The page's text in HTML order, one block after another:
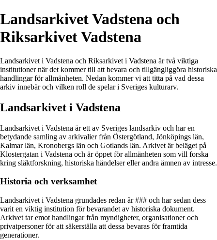
Landsarkivet Vadstena och
Riksarkivet Vadstena
Landsarkivet i Vadstena och Riksarkivet i Vadstena är två viktiga
institutioner när det kommer till att bevara och tillgängliggöra historiska
handlingar för allmänheten. Nedan kommer vi att titta på vad dessa
arkiv innebär och vilken roll de spelar i Sveriges kulturarv.
Landsarkivet i Vadstena
Landsarkivet i Vadstena är ett av Sveriges landsarkiv och har en
betydande samling av arkivalier från Östergötland, Jönköpings län,
Kalmar län, Kronobergs län och Gotlands län. Arkivet är beläget på
Klostergatan i Vadstena och är öppet för allmänheten som vill forska
kring släktforskning, historiska händelser eller andra ämnen av intresse.
Historia och verksamhet
Landsarkivet i Vadstena grundades redan år ### och har sedan dess
varit en viktig institution för bevarandet av historiska dokument.
Arkivet tar emot handlingar från myndigheter, organisationer och
privatpersoner för att säkerställa att dessa bevaras för framtida
generationer.